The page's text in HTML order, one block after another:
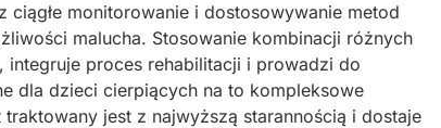
monitorowanie i dostosowywanie metod
malucha. Stosowanie kombinacji różnych
proces rehabilitacji i prowadzi do
dla dzieci cierpiących na to kompleksowe
jest z najwyższą starannością i dostaje